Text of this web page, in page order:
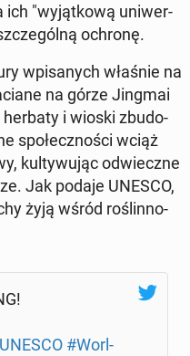
ich "wy­jąt­ko­wą uni­wer­
ochronę.
wpi­sa­nych właśnie na
na górze Jingmai
herbaty i wioski zbu­do­
spo­łecz­no­ści wciąż
kul­ty­wu­jąc od­wiecz­ne
Jak podaje UNESCO,
żyją wśród ro­ślin­no­
#Worl­